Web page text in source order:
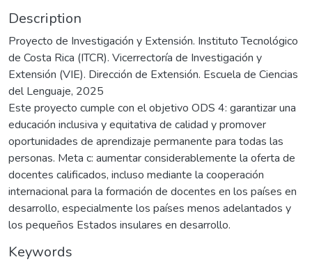
Description
Proyecto de Investigación y Extensión. Instituto Tecnológico
de Costa Rica (ITCR). Vicerrectoría de Investigación y
Extensión (VIE). Dirección de Extensión. Escuela de Ciencias
del Lenguaje, 2025
Este proyecto cumple con el objetivo ODS 4: garantizar una
educación inclusiva y equitativa de calidad y promover
oportunidades de aprendizaje permanente para todas las
personas. Meta c: aumentar considerablemente la oferta de
docentes calificados, incluso mediante la cooperación
internacional para la formación de docentes en los países en
desarrollo, especialmente los países menos adelantados y
los pequeños Estados insulares en desarrollo.
Keywords